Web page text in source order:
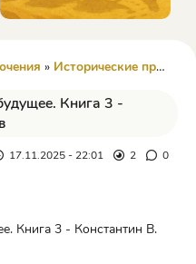
» Исторические приключения
Книга 3 -
17.11.2025 - 22:01 2 0